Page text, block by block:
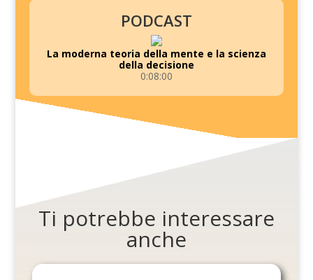
PODCAST
La moderna teoria della mente e la scienza
della decisione
0:08:00
Ti potrebbe interessare
anche